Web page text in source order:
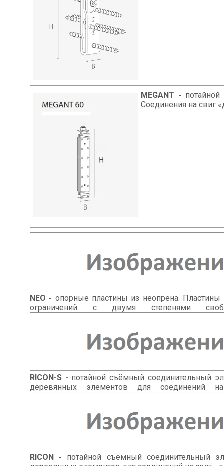
MEGANT -
Соединения на свиг
NEO - опорные пластины из неопрена. Пластины
ограничений с двумя степенями
RICON-S - потайной съёмный соединительный
деревянных элементов для соединений
RICON - потайной съёмный соединительный